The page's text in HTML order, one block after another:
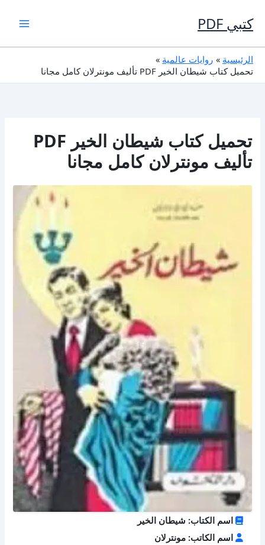
إلى
المحتوى
كتبي PDF
الرئيسية
روايات عالمية
تحميل كتاب شيطان الخير PDF تأليف مونترلان كامل مجانا
تحميل كتاب شيطان الخير PDF
تأليف مونترلان كامل مجانا
اسم الكتاب: شيطان الخير
اسم الكاتب: مونترلان